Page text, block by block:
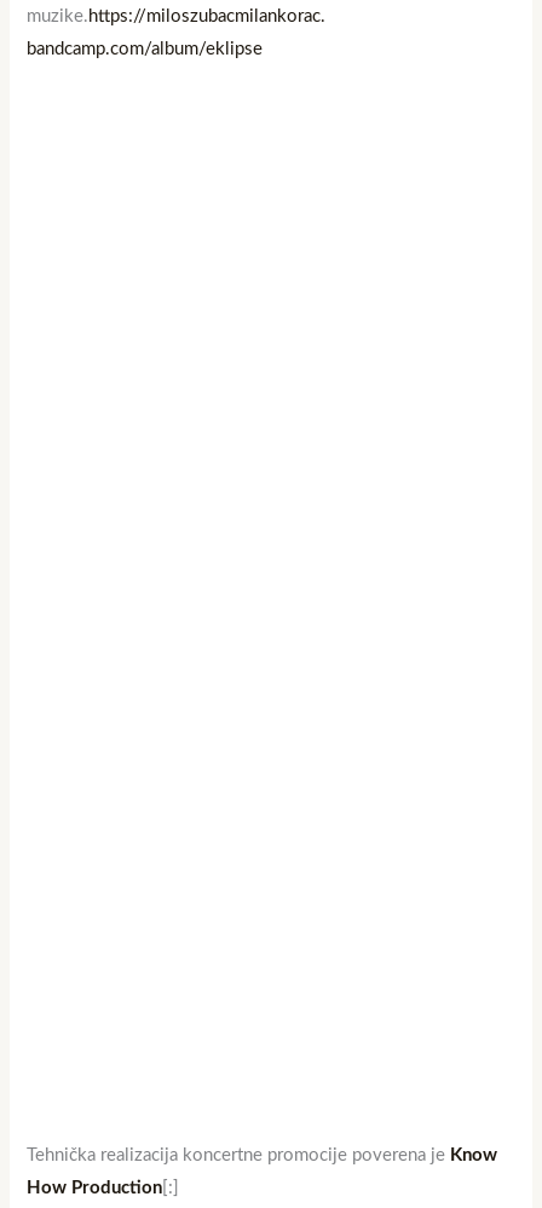
muzike. https://miloszubacmilankorac.
bandcamp.com/album/eklipse
Tehnička realizacija koncertne promocije poverena je Know
How Production [:]